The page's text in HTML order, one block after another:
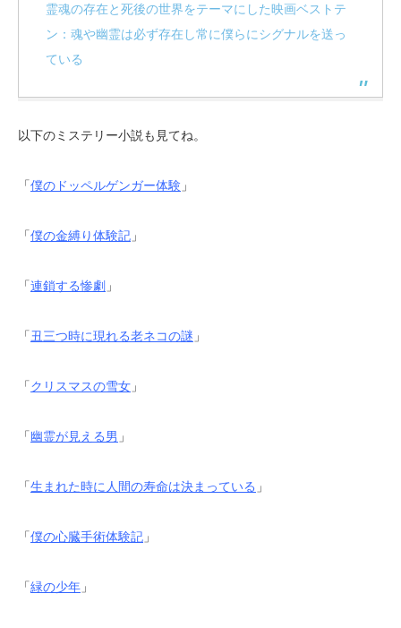
霊魂の存在と死後の世界をテーマにした映画ベストテ
ン：魂や幽霊は必ず存在し常に僕らにシグナルを送っ
ている
以下のミステリー小説も見てね。
「僕のドッペルゲンガー体験 」
「僕の金縛り体験記 」
「連鎖する惨劇 」
「丑三つ時に現れる老ネコの謎 」
「クリスマスの雪女 」
「幽霊が見える男 」
「生まれた時に人間の寿命は決まっている 」
「僕の心臓手術体験記 」
「緑の少年 」